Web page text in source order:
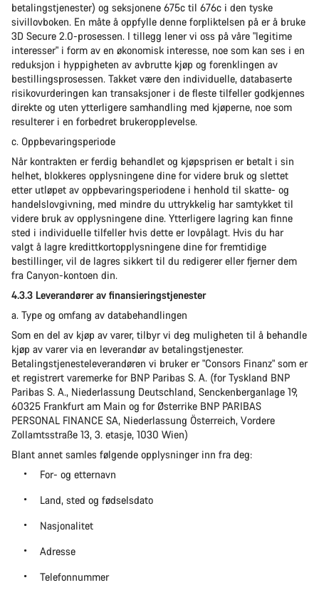
betalingstjenester) og seksjonene 675c til 676c i den tyske
sivillovboken. En måte å oppfylle denne forpliktelsen på er å bruke
3D Secure 2.0-prosessen. I tillegg lener vi oss på våre "legitime
interesser" i form av en økonomisk interesse, noe som kan ses i en
reduksjon i hyppigheten av avbrutte kjøp og forenklingen av
bestillingsprosessen. Takket være den individuelle, databaserte
risikovurderingen kan transaksjoner i de fleste tilfeller godkjennes
direkte og uten ytterligere samhandling med kjøperne, noe som
resulterer i en forbedret brukeropplevelse.
c. Oppbevaringsperiode
Når kontrakten er ferdig behandlet og kjøpsprisen er betalt i sin
helhet, blokkeres opplysningene dine for videre bruk og slettet
etter utløpet av oppbevaringsperiodene i henhold til skatte- og
handelslovgivning, med mindre du uttrykkelig har samtykket til
videre bruk av opplysningene dine. Ytterligere lagring kan finne
sted i individuelle tilfeller hvis dette er lovpålagt. Hvis du har
valgt å lagre kredittkortopplysningene dine for fremtidige
bestillinger, vil de lagres sikkert til du redigerer eller fjerner dem
fra Canyon-kontoen din.
4.3.3 Leverandører av finansieringstjenester
a. Type og omfang av databehandlingen
Som en del av kjøp av varer, tilbyr vi deg muligheten til å behandle
kjøp av varer via en leverandør av betalingstjenester.
Betalingstjenesteleverandøren vi bruker er "Consors Finanz" som er
et registrert varemerke for BNP Paribas S. A. (for Tyskland BNP
Paribas S. A., Niederlassung Deutschland, Senckenberganlage 19,
60325 Frankfurt am Main og for Østerrike BNP PARIBAS
PERSONAL FINANCE SA, Niederlassung Österreich, Vordere
Zollamtsstraße 13, 3. etasje, 1030 Wien)
Blant annet samles følgende opplysninger inn fra deg:
For- og etternavn
Land, sted og fødselsdato
Nasjonalitet
Adresse
Telefonnummer